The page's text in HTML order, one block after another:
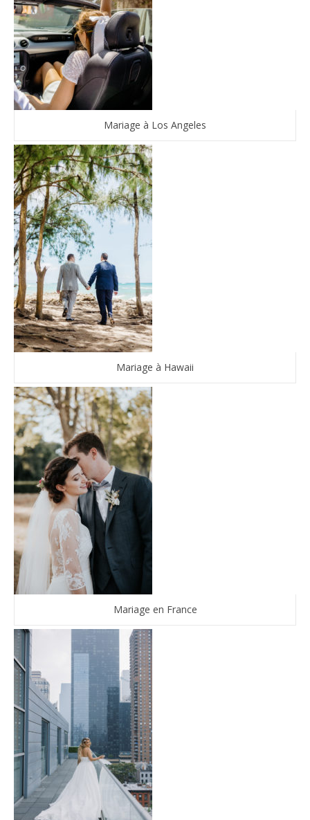
Mariage à Los Angeles
Mariage à Hawaii
Mariage en France